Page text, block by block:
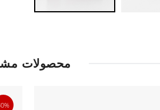
محصولات